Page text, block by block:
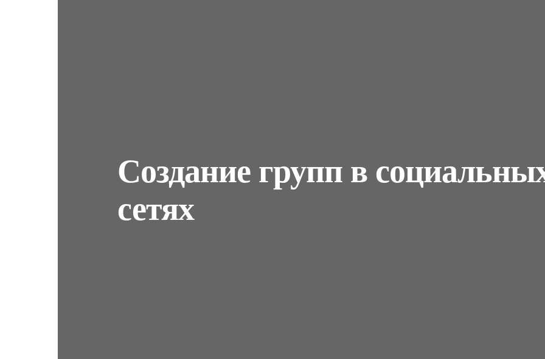
Создание групп в
сетях